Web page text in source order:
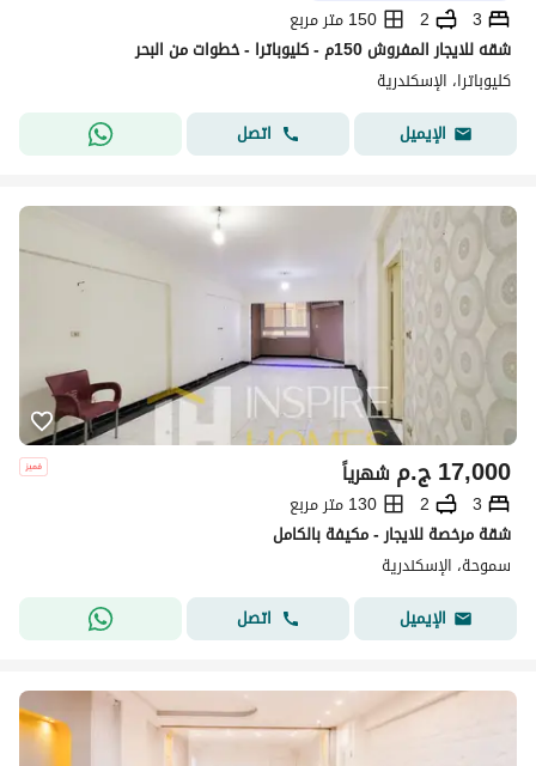
3
2
150 متر مربع
شقه للايجار المفروش 150م - كليوباترا - خطوات من البحر
كليوباترا، الإسكندرية
الإيميل
اتصل
ج.م17,000 شهرياً
3
2
130 متر مربع
شقة مرخصة للايجار - مكيفة بالكامل
سموحة، الإسكندرية
الإيميل
اتصل